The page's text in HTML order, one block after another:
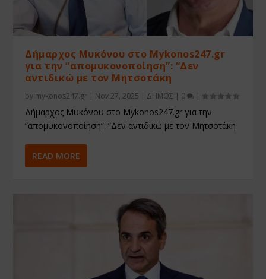
Δήμαρχος Μυκόνου στο Mykonos247.gr
για την “απομυκονοποίηση”: “Δεν
αντιδικώ με τον Μητσοτάκη
by mykonos247.gr | Nov 27, 2025 | ΔΗΜΟΣ | 0 |
Δήμαρχος Μυκόνου στο Mykonos247.gr για την
“απομυκονοποίηση”: “Δεν αντιδικώ με τον Μητσοτάκη
READ MORE